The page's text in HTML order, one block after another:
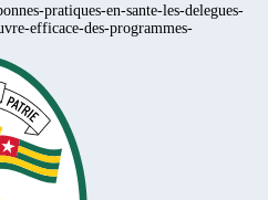
pratiques-en-sante-les-delegues-
efficace-des-programmes-